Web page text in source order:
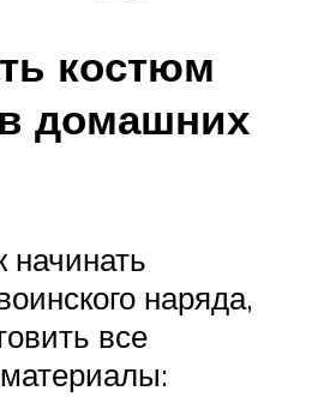
костюм
домашних
начинать
наряда,
все